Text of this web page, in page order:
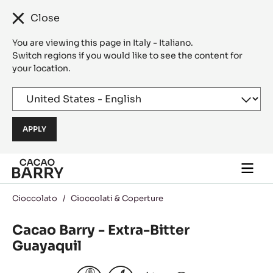
Close
You are viewing this page in Italy - Italiano.
Switch regions if you would like to see the content for
your location.
Skip to main content
main
Cioccolato / Cioccolati & Coperture
Cacao Barry - Extra-Bitter
Guayaquil